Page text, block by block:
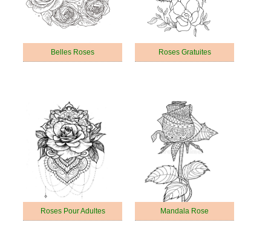
Belles Roses Roses Gratuites
Roses Pour Adultes Mandala Rose